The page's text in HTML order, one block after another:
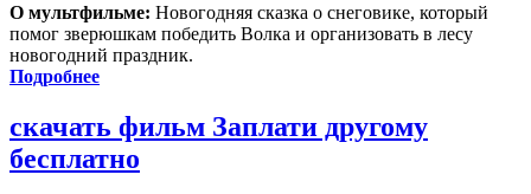
О мультфильме: Новогодняя сказка о снеговике, который
помог зверюшкам победить Волка и организовать в лесу
новогодний праздник.
Подробнее
скачать фильм Заплати другому
бесплатно